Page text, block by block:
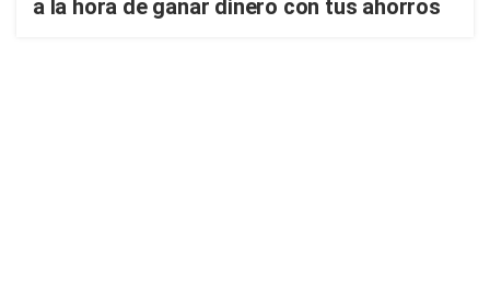
a la hora de ganar dinero con tus ahorros